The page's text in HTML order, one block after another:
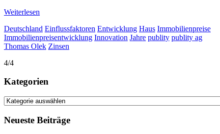
Weiterlesen
Deutschland Einflussfaktoren Entwicklung Haus Immobilienpreise
Immobilienpreisentwicklung Innovation Jahre publity publity ag
Thomas Olek Zinsen
4/4
Kategorien
Kategorien
Neueste Beiträge